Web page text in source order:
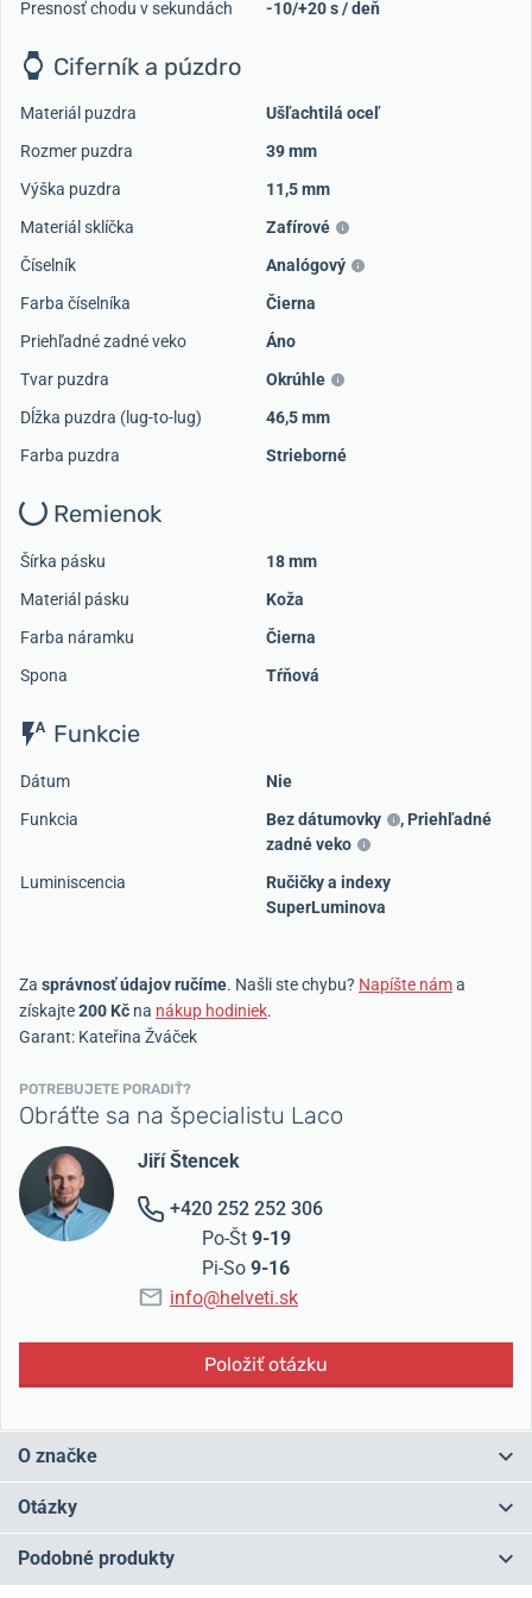
Načítať ďalšie videá
Presnosť chodu v sekundách -10/+20 s / deň
Ciferník a púzdro
Materiál puzdra
Ušľachtilá oceľ
Rozmer puzdra
39 mm
Výška puzdra
11,5 mm
Materiál sklíčka
Zafírové
Číselník
Analógový
Farba číselníka
Čierna
Priehľadné zadné veko
Áno
Tvar puzdra
Okrúhle
Dĺžka puzdra (lug-to-lug)
46,5 mm
Farba puzdra
Strieborné
Remienok
Šírka pásku
18 mm
Materiál pásku
Koža
Farba náramku
Čierna
Spona
Tŕňová
Funkcie
Dátum
Nie
Funkcia
Bez dátumovky , Priehľadné
zadné veko
Luminiscencia
Ručičky a indexy
SuperLuminova
Za správnosť údajov ručíme. Našli ste chybu? Napíšte náma
získajte200 Kč na nákup hodiniek.
Garant: Kateřina Žváček
POTREBUJETE PORADIŤ?
Obráťte sa na špecialistu Laco
Jiří Štencek
+420 252 252 306
Po-Št 9-19
Pi-So 9-16
info@helveti.sk
Položiť otázku
O značke
a Ludwigom Hummelom v
Lacher & Co
, odtiaľ teda názov
predovšetkým vďaka svojim pilotným hodinkám, produkovaným
Otázky
Máte otázku? Zanechajte nám komentár
Podobné produkty